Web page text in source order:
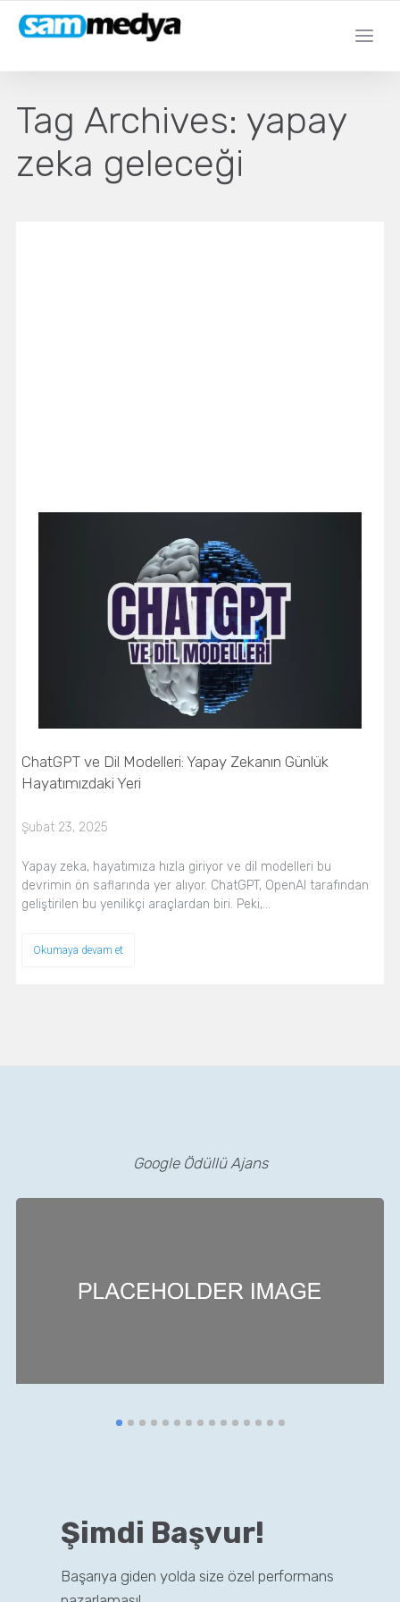
Tag Archives: yapay
zeka geleceği
ChatGPT ve Dil Modelleri: Yapay Zekanın Günlük
Hayatımızdaki Yeri
Şubat 23, 2025
Yapay zeka, hayatımıza hızla giriyor ve dil modelleri bu
devrimin ön saflarında yer alıyor. ChatGPT, OpenAI tarafından
geliştirilen bu yenilikçi araçlardan biri. Peki,…
Okumaya devam et
Google Ödüllü Ajans
Şimdi Başvur!
Başarıya giden yolda size özel performans